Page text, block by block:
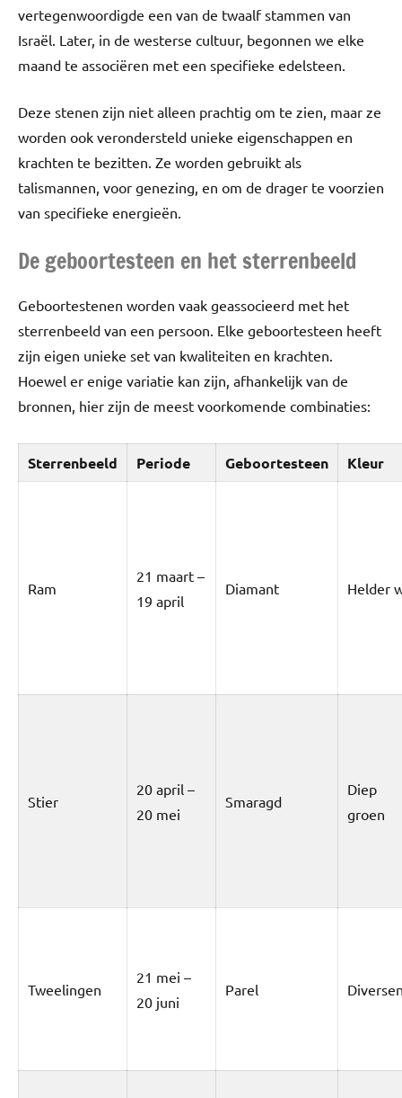
vertegenwoordigde een van de twaalf stammen van
Israël. Later, in de westerse cultuur, begonnen we elke
maand te associëren met een specifieke edelsteen.
Deze stenen zijn niet alleen prachtig om te zien, maar ze
worden ook verondersteld unieke eigenschappen en
krachten te bezitten. Ze worden gebruikt als
talismannen, voor genezing, en om de drager te voorzien
van specifieke energieën.
De geboortesteen en het sterrenbeeld
Geboortestenen worden vaak geassocieerd met het
sterrenbeeld van een persoon. Elke geboortesteen heeft
zijn eigen unieke set van kwaliteiten en krachten.
Hoewel er enige variatie kan zijn, afhankelijk van de
bronnen, hier zijn de meest voorkomende combinaties:
Sterrenbeeld Periode Geboortesteen Kleur
Ram
21 maart –
19 april
Diamant Helder
Stier
20 april –
20 mei
Smaragd
Diep
groen
Tweelingen
21 mei –
20 juni
Parel